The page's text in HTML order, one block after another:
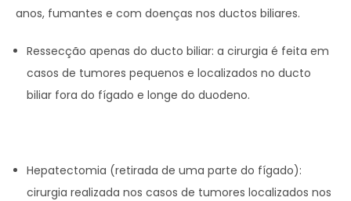
anos, fumantes e com doenças nos ductos biliares.
Ressecção apenas do ducto biliar: a cirurgia é feita em
casos de tumores pequenos e localizados no ducto
biliar fora do fígado e longe do duodeno.
Hepatectomia (retirada de uma parte do fígado):
cirurgia realizada nos casos de tumores localizados nos